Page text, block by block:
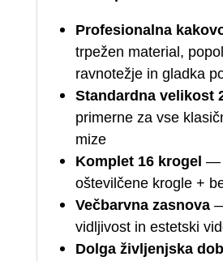
Profesionalna
trpežen material,
ravnotežje in gladka
Standardna velikost
primerne za vse
mize
Komplet 16 krogel —
oštevilčene krogle +
Večbarvna zasnova—
vidljivost in estetski
Dolga življenjska